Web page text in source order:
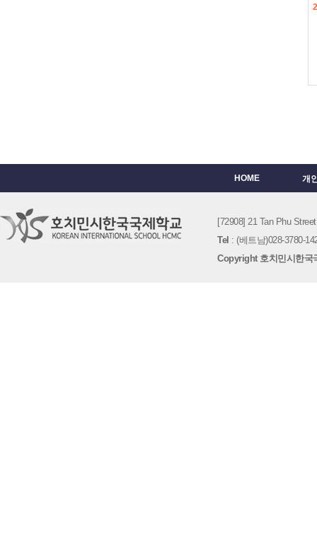
HOME 개
[72908] 21 Tan Phu
Tel : (베트남)028-3780-
Copyright 호치민시한국